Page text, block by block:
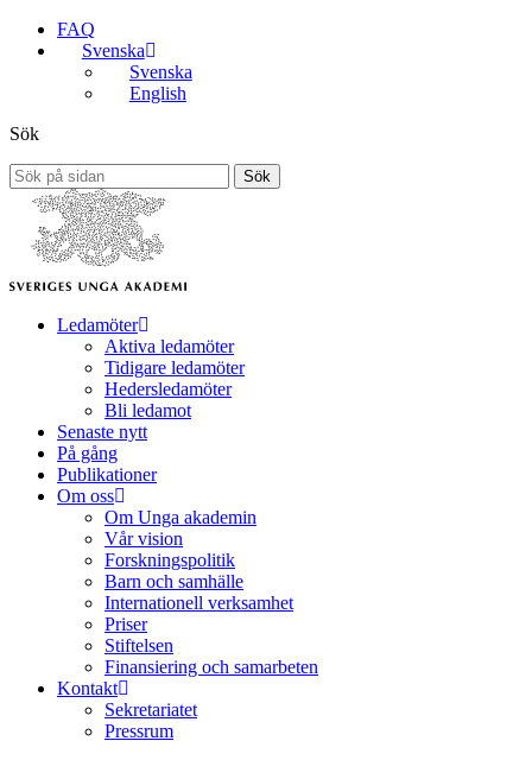
FAQ
Svenska
Svenska
English
Sök
Sök
Ledamöter
Aktiva ledamöter
Tidigare ledamöter
Hedersledamöter
Bli ledamot
Senaste nytt
På gång
Publikationer
Om oss
Om Unga akademin
Vår vision
Forskningspolitik
Barn och samhälle
Internationell verksamhet
Priser
Stiftelsen
Finansiering och samarbeten
Kontakt
Sekretariatet
Pressrum